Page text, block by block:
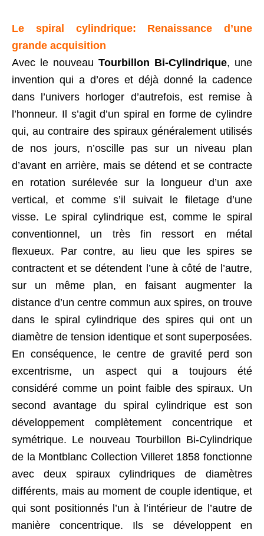
Le spiral cylindrique: Renaissance d’une
grande acquisition
Avec le nouveau Tourbillon Bi-Cylindrique, une
invention qui a d’ores et déjà donné la cadence
dans l’univers horloger d’autrefois, est remise à
l’honneur. Il s’agit d’un spiral en forme de cylindre
qui, au contraire des spiraux généralement utilisés
de nos jours, n’oscille pas sur un niveau plan
d’avant en arrière, mais se détend et se contracte
en rotation surélevée sur la longueur d’un axe
vertical, et comme s’il suivait le filetage d’une
visse. Le spiral cylindrique est, comme le spiral
conventionnel, un très fin ressort en métal
flexueux. Par contre, au lieu que les spires se
contractent et se détendent l’une à côté de l’autre,
sur un même plan, en faisant augmenter la
distance d’un centre commun aux spires, on trouve
dans le spiral cylindrique des spires qui ont un
diamètre de tension identique et sont superposées.
En conséquence, le centre de gravité perd son
excentrisme, un aspect qui a toujours été
considéré comme un point faible des spiraux. Un
second avantage du spiral cylindrique est son
développement complètement concentrique et
symétrique. Le nouveau Tourbillon Bi-Cylindrique
de la Montblanc Collection Villeret 1858 fonctionne
avec deux spiraux cylindriques de diamètres
différents, mais au moment de couple identique, et
qui sont positionnés l’un à l’intérieur de l’autre de
manière concentrique. Ils se développent en